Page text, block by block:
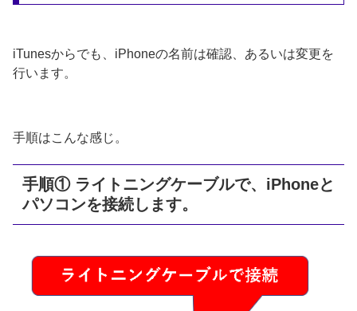
iTunesからでも、iPhoneの名前は確認、あるいは変更を
行います。
手順はこんな感じ。
手順① ライトニングケーブルで、iPhoneと
パソコンを接続します。